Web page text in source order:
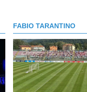
FABIO TARANTINO